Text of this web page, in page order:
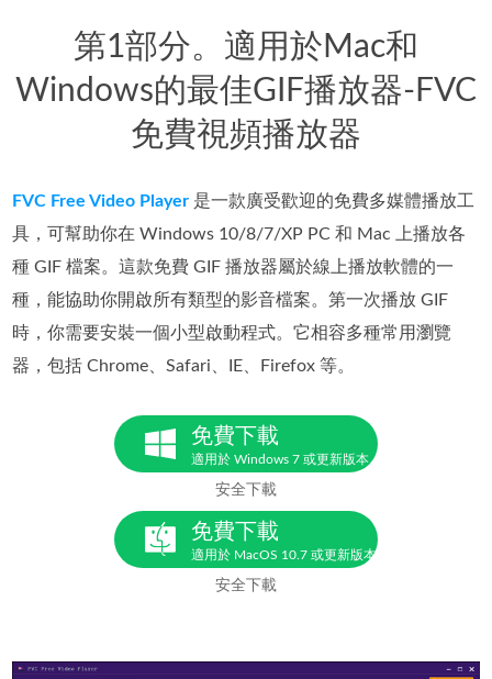
第1部分。適用於Mac和
Windows的最佳GIF播放器-FVC
免費視頻播放器
FVC Free Video Player 是一款廣受歡迎的免費多媒體播放工
具，可幫助你在 Windows 10/8/7/XP PC 和 Mac 上播放各
種 GIF 檔案。這款免費 GIF 播放器屬於線上播放軟體的一
種，能協助你開啟所有類型的影音檔案。第一次播放 GIF
時，你需要安裝一個小型啟動程式。它相容多種常用瀏覽
器，包括 Chrome、Safari、IE、Firefox 等。
免費下載
適用於 Windows 7 或更新版本
安全下載
免費下載
適用於 MacOS 10.7 或更新版本
安全下載